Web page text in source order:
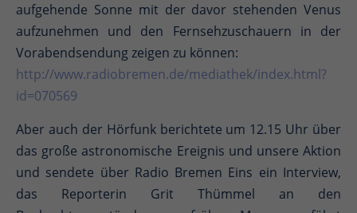
aufgehende Sonne mit der davor stehenden Venus
aufzunehmen und den Fernsehzuschauern in der
Vorabendsendung zeigen zu können:
http://www.radiobremen.de/mediathek/index.html?
id=070569
Aber auch der Hörfunk berichtete um 12.15 Uhr über
das große astronomische Ereignis und unsere Aktion
und sendete über Radio Bremen Eins ein Interview,
das Reporterin Grit Thümmel an den